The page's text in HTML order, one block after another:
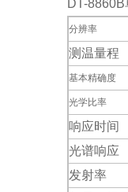
DT-
分辨率
测温量程
基本精确度
光学比率
响应时间
光谱响应
发射率